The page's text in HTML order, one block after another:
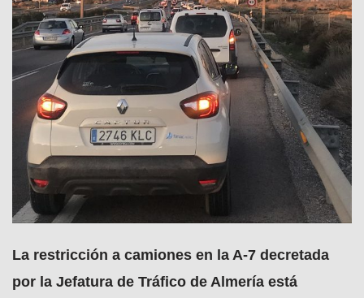
La restricción a camiones en la A-7 decretada
por la Jefatura de Tráfico de Almería está